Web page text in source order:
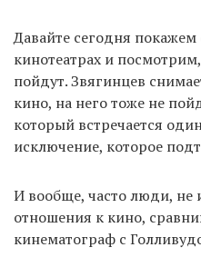
Давайте сегодня
кинотеатрах и
пойдут. Звягинцев
кино, на него тоже не
который встречается
исключение, которое
И вообще, часто люди,
отношения к кино,
кинематограф с